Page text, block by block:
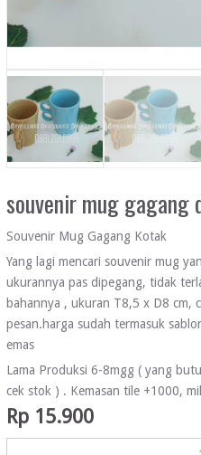
souvenir mug gagang
Souvenir Mug Gagang Kotak
Yang lagi mencari souvenir mug
ukurannya pas dipegang, tidak
bahannya , ukuran T8,5 x D8 cm,
pesan.harga sudah termasuk
emas
Lama Produksi 6-8mgg ( yang
cek stok ) . Kemasan tile +1000,
Rp15.900